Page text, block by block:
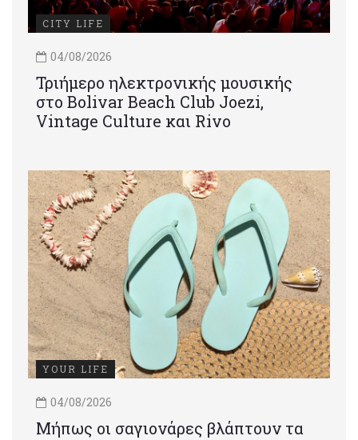
CITY LIFE
04/08/2026
Τριήμερο ηλεκτρονικής μουσικής
στο Bolivar Beach Club Joezi,
Vintage Culture και Rivo
YOUR LIFE
04/08/2026
Μήπως οι σαγιονάρες βλάπτουν τα